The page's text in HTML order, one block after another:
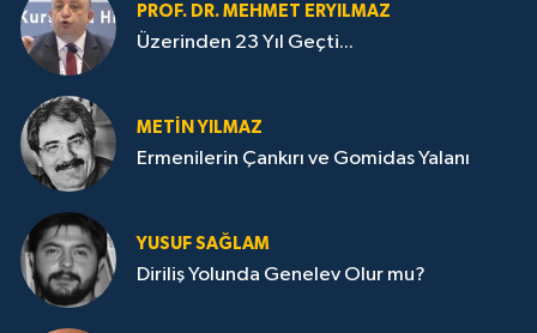
PROF. DR. MEHMET ERYILMAZ
Üzerinden 23 Yıl Geçti...
METIN YILMAZ
Ermenilerin Çankırı ve Gomidas Yalanı
YUSUF SAĞLAM
Diriliş Yolunda Genelev Olur mu?